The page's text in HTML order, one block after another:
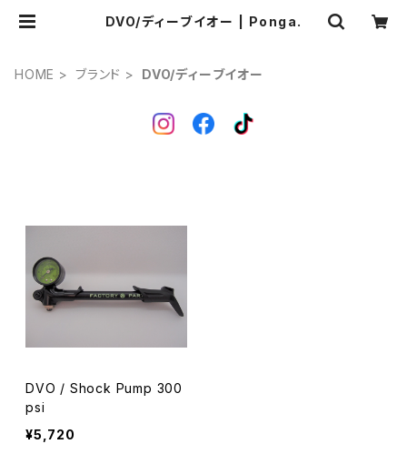
DVO/ディーブイオー | Ponga.
HOME ブランド DVO/ディーブイオー
DVO / Shock Pump 300
psi
¥5,720